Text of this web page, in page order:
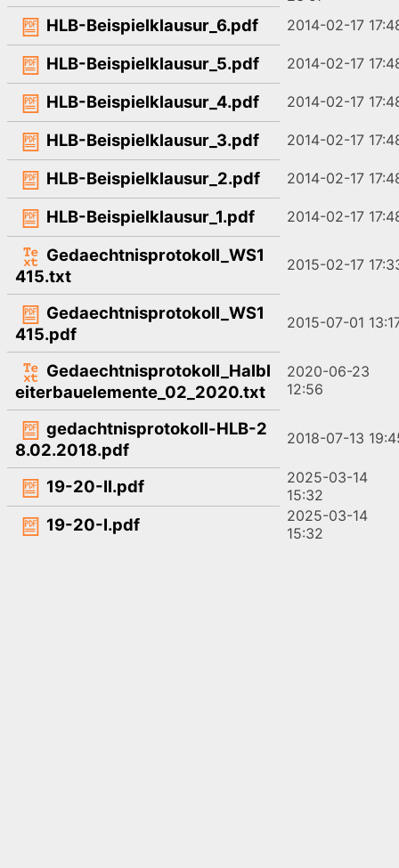
HLB-Beispielklausur_6.pdf 2014-02-17
HLB-Beispielklausur_5.pdf 2014-02-17
HLB-Beispielklausur_4.pdf 2014-02-17
HLB-Beispielklausur_3.pdf 2014-02-17
HLB-Beispielklausur_2.pdf 2014-02-17
HLB-Beispielklausur_1.pdf 2014-02-17
Gedaechtnisprotokoll_WS1
415.txt
2015-02-17
Gedaechtnisprotokoll_WS1
415.pdf
2015-07-01
Gedaechtnisprotokoll_Halbl
eiterbauelemente_02_2020.txt
2020-06-23
12:56
gedachtnisprotokoll-HLB-2
8.02.2018.pdf
2018-07-13
19-20-II.pdf
2025-03-14
15:32
19-20-I.pdf
2025-03-14
15:32